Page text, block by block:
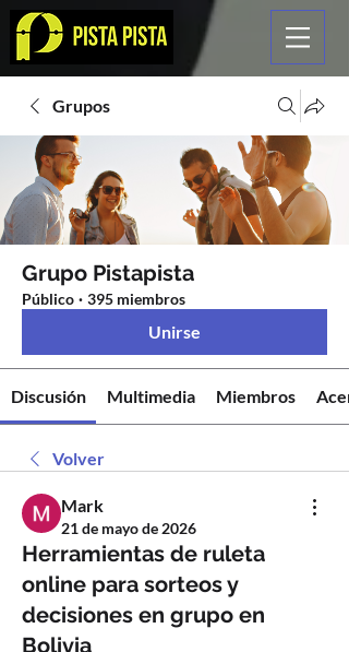
Grupos
Grupo Pistapista
Público · 395 miembros
Unirse
Discusión Multimedia Miembros
Volver
Mark
21 de mayo de 2026
Herramientas de ruleta
online para sorteos y
decisiones en grupo en
Bolivia